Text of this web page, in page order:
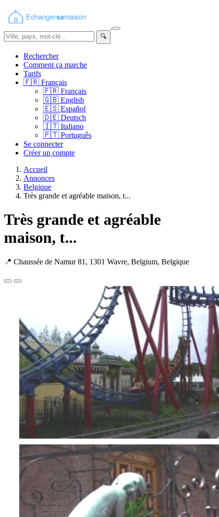
🔍
Rechercher
Comment ça marche
Tarifs
🇫🇷 Français
🇫🇷 Français
🇬🇧 English
🇪🇸 Español
🇩🇪 Deutsch
🇮🇹 Italiano
🇵🇹 Português
Se connecter
Créer un compte
Accueil
Annonces
Belgique
Très grande et agréable maison, t...
Très grande et agréable
maison, t...
📍 Chaussée de Namur 81, 1301 Wavre, Belgium, Belgique